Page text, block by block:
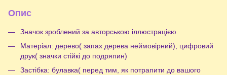
Опис
Значок зроблений за авторською іллюстрацією
Матеріал: дерево( запах дерева неймовірний), цифровий
друк( значки стійкі до подряпин)
Застібка: булавка( перед тим, як потрапити до вашого